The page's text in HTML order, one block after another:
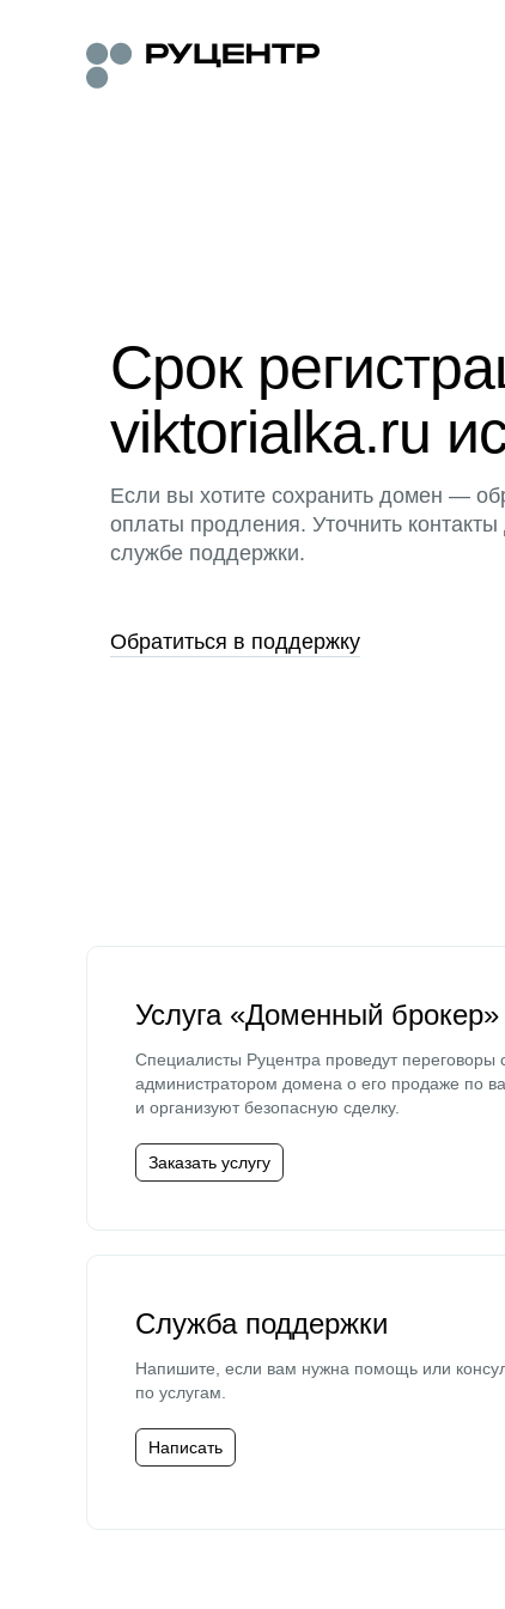
Срок
viktorialka.ru
Если вы хотите сохранить домен —
оплаты продления. Уточнить
службе поддержки.
Обратиться в поддержку
Услуга «Доменный брокер»
Специалисты Руцентра проведут переговоры
администратором домена о его продаже по
и организуют безопасную сделку.
Заказать услугу
Служба поддержки
Напишите, если вам нужна помощь или
по услугам.
Написать